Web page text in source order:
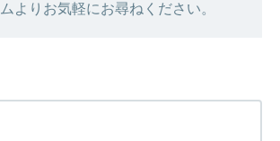
よりお気軽にお尋ねください。